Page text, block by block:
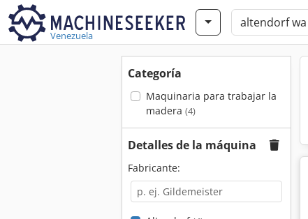
Venezuela
Categoría
Maquinaria para trabajar la
madera (4)
Detalles de la máquina
Fabricante: